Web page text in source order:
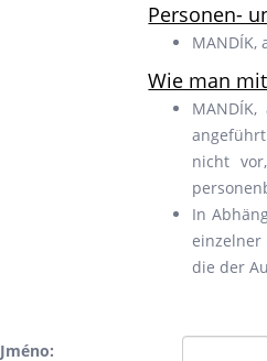
Personen-
MANDÍK,
Wie man
nicht
In
einzelner
die der
Jméno: